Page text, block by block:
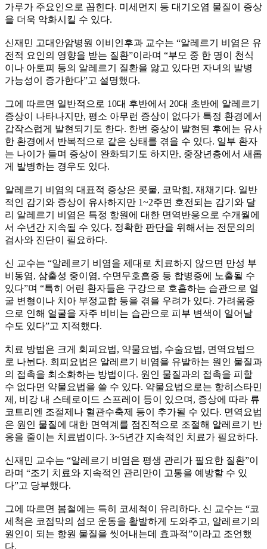
가루가 주요인으로 꼽힌다. 미세먼지 등 대기오염 물질이 증상
을 더욱 악화시킬 수 있다.
신재민 고대안암병원 이비인후과 교수는 “알레르기 비염은 유
전적 요인의 영향을 받는 질환”이라며 “부모 중 한 명이 천식
이나 아토피 등의 알레르기 질환을 앓고 있다면 자녀의 발병
가능성이 증가한다”고 설명했다.
그에 따르면 일반적으로 10대 후반에서 20대 초반에 알레르기
증상이 나타나지만, 평소 아무런 증상이 없다가 특정 환경에서
갑작스럽게 발현되기도 한다. 한번 증상이 발현된 후에는 유사
한 환경에서 반복적으로 같은 상태를 겪을 수 있다. 일부 환자
는 나이가 들며 증상이 완화되기도 하지만, 중장년층에서 새롭
게 발병하는 경우도 있다.
알레르기 비염의 대표적 증상은 콧물, 코막힘, 재채기다. 일반
적인 감기와 증상이 유사하지만 1~2주면 호전되는 감기와 달
리 알레르기 비염은 특정 항원에 대한 면역반응으로 수개월에
서 수년간 지속될 수 있다. 정확한 판단을 위해서는 전문의의
검사와 진단이 필요하다.
신 교수는 “알레르기 비염을 제대로 치료하지 않으면 만성 부
비동염, 삼출성 중이염, 수면무호흡증 등 합병증에 노출될 수
있다”며 “특히 어린 환자들은 구강으로 호흡하는 습관으로 얼
굴 변형이나 치아 부정교합 등을 겪을 우려가 있다. 가려움증
으로 인해 얼굴을 자주 비비는 습관으로 피부 변색이 일어날
수도 있다”고 지적했다.
치료 방법은 크게 회피요법, 약물요법, 수술요법, 면역요법으
로 나뉜다. 회피요법은 알레르기 비염을 유발하는 원인 물질과
의 접촉을 최소화하는 방법이다. 원인 물질과의 접촉을 피할
수 없다면 약물요법을 쓸 수 있다. 약물요법으로는 항히스타민
제, 비강 내 스테로이드 스프레이 등이 있으며, 증상에 따라 류
코트리엔 조절제나 혈관수축제 등이 추가될 수 있다. 면역요법
은 원인 물질에 대한 면역계를 점진적으로 조절해 알레르기 반
응을 줄이는 치료법이다. 3~5년간 지속적인 치료가 필요하다.
신재민 교수는 “알레르기 비염은 평생 관리가 필요한 질환”이
라며 “조기 치료와 지속적인 관리만이 고통을 예방할 수 있
다”고 당부했다.
그에 따르면 봄철에는 특히 코세척이 유리하다. 신 교수는 “코
세척은 코점막의 섬모 운동을 활발하게 도와주고, 알레르기의
원인이 되는 항원 물질을 씻어내는데 효과적”이라고 조언했
다.